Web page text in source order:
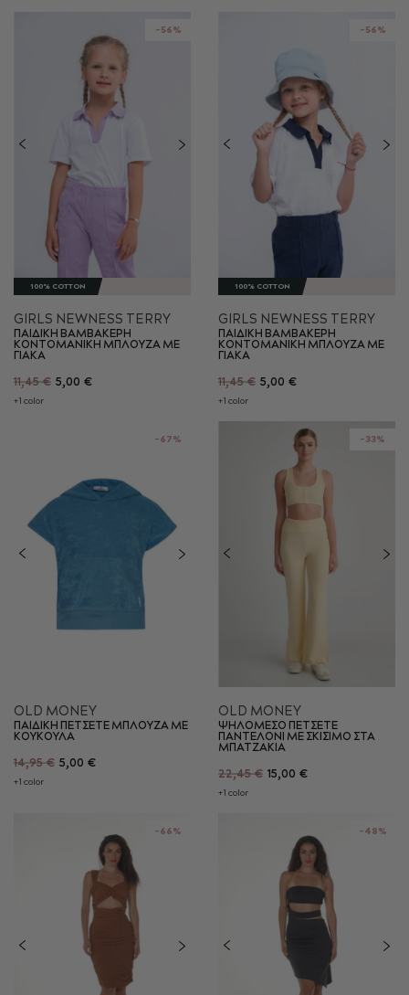
-56%
100% COTTON
GIRLS NEWNESS TERRY
ΠΑΙΔΙΚΗ ΒΑΜΒΑΚΕΡΗ
KONTOMANIKH ΜΠΛΟΥΖΑ ΜΕ
ΓΙΑΚΑ
11,45 € 5,00 €
+1 color
-56%
100% COTTON
GIRLS NEWNESS TERRY
ΠΑΙΔΙΚΗ ΒΑΜΒΑΚΕΡΗ
KONTOMANIKH ΜΠΛΟΥΖΑ ΜΕ
ΓΙΑΚΑ
11,45 € 5,00 €
+1 color
-67%
OLD MONEY
ΠΑΙΔΙΚΗ ΠΕΤΣΕΤΕ ΜΠΛΟΥΖΑ ΜΕ
ΚΟΥΚΟΥΛΑ
14,95 € 5,00 €
+1 color
-33%
OLD MONEY
ΨΗΛΟΜΕΣΟ ΠΕΤΣΕΤΕ
ΠΑΝΤΕΛΟΝΙ ΜΕ ΣΚΙΣΙΜΟ ΣΤΑ
ΜΠΑΤΖΑΚΙΑ
22,45 € 15,00 €
+1 color
-66% -48%